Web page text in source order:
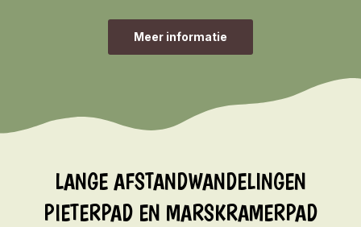
Meer informatie
LANGE AFSTANDWANDELINGEN
PIETERPAD EN MARSKRAMERPAD